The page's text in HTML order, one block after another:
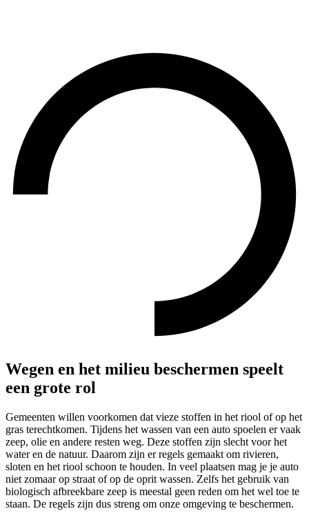
Wegen en het milieu beschermen speelt
een grote rol
Gemeenten willen voorkomen dat vieze stoffen in het riool of op het
gras terechtkomen. Tijdens het wassen van een auto spoelen er vaak
zeep, olie en andere resten weg. Deze stoffen zijn slecht voor het
water en de natuur. Daarom zijn er regels gemaakt om rivieren,
sloten en het riool schoon te houden. In veel plaatsen mag je je auto
niet zomaar op straat of op de oprit wassen. Zelfs het gebruik van
biologisch afbreekbare zeep is meestal geen reden om het wel toe te
staan. De regels zijn dus streng om onze omgeving te beschermen.